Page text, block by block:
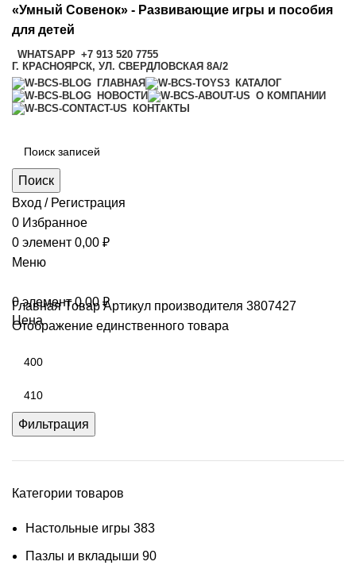
«Умный Совенок» - Развивающие игры и пособия
для детей
WHATSAPP +7 913 520 7755
Г. КРАСНОЯРСК, УЛ. СВЕРДЛОВСКАЯ 8А/2
ГЛАВНАЯ
КАТАЛОГ
НОВОСТИ
О КОМПАНИИ
КОНТАКТЫ
Поиск
Вход / Регистрация
0 Избранное
0 элемент 0,00 ₽
Меню
0элемент 0,00 ₽
ГлавнаяТовар Артикул производителя 3807427
Отображение единственного товара
Цена
Фильтрация
Категории товаров
Настольные игры 383
Пазлы и вкладыши 90